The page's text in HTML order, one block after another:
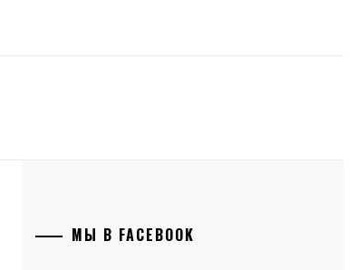
МЫ В FACEBOOK